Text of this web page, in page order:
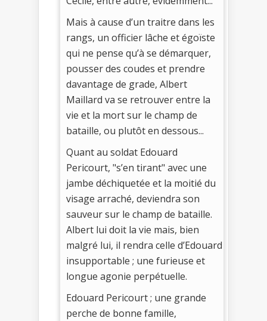
Mais à cause d’un traitre dans les
rangs, un officier lâche et égoïste
qui ne pense qu’à se démarquer,
pousser des coudes et prendre
davantage de grade, Albert
Maillard va se retrouver entre la
vie et la mort sur le champ de
bataille, ou plutôt en dessous...
Quant au soldat Edouard
Pericourt, "s’en tirant" avec une
jambe déchiquetée et la moitié du
visage arraché, deviendra son
sauveur sur le champ de bataille.
Albert lui doit la vie mais, bien
malgré lui, il rendra celle d’Edouard
insupportable ; une furieuse et
longue agonie perpétuelle.
Edouard Pericourt ; une grande
perche de bonne famille,